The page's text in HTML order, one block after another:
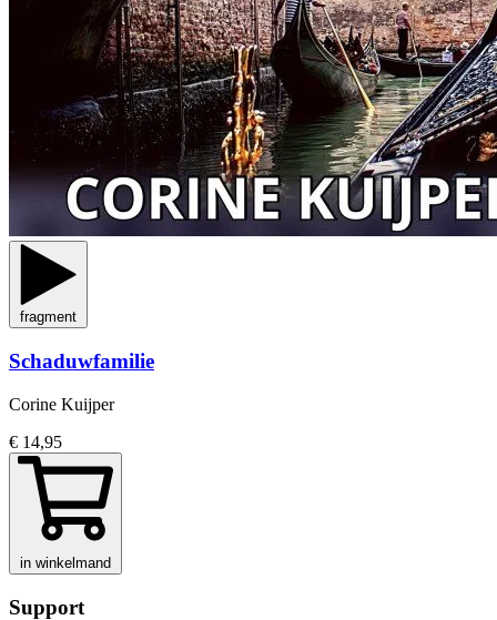
fragment
Schaduwfamilie
Corine Kuijper
€ 14,95
in winkelmand
Support